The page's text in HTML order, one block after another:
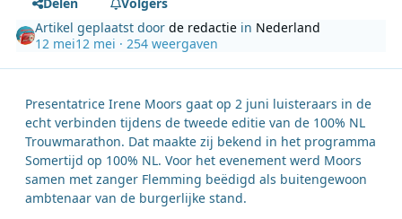
Artikel geplaatst doorde redactie in Nederland
12 mei12 mei · 254 weergaven
Presentatrice Irene Moors gaat op 2 juni luisteraars in de
echt verbinden tijdens de tweede editie van de 100% NL
Trouwmarathon. Dat maakte zij bekend in het programma
Somertijd op 100% NL. Voor het evenement werd Moors
samen met zanger Flemming beëdigd als buitengewoon
ambtenaar van de burgerlijke stand.